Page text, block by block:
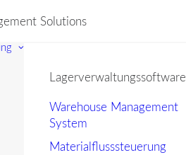
Solutions
Lagerverwaltungssoftware
Warehouse Management
System
Materialflusssteuerung